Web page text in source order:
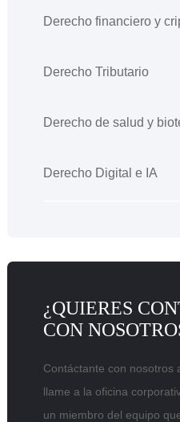
Derecho financiero y
Derecho Tributario
Derecho de salud y
Derecho Digital e IA
¿QUIERES
CON
Contáctante con nosotros
llame a la oficina
un miembro del equipo